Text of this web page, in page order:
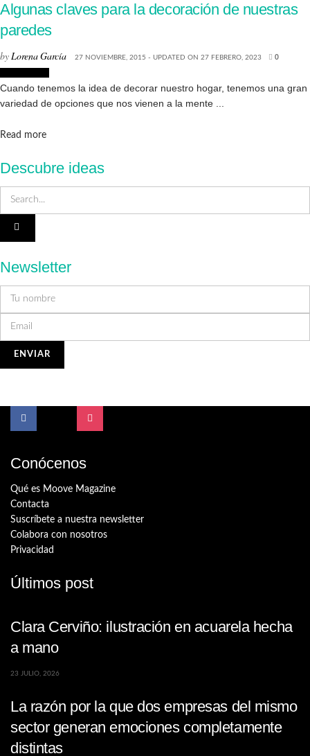
Algunas claves para la decoración de nuestras
paredes
by Lorena García 27 NOVIEMBRE, 2015 - UPDATED ON 27 FEBRERO, 2023 0
Cuando tenemos la idea de decorar nuestro hogar, tenemos una gran
variedad de opciones que nos vienen a la mente ...
Read moreDetails
Descubre ideas
Newsletter
Conócenos
Qué es Moove Magazine
Contacta
Suscríbete a nuestra newsletter
Colabora con nosotros
Privacidad
Últimos post
Clara Cerviño: ilustración en acuarela hecha
a mano
23 JULIO, 2026
La razón por la que dos empresas del mismo
sector generan emociones completamente
distintas